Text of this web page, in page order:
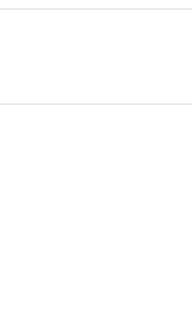
p c